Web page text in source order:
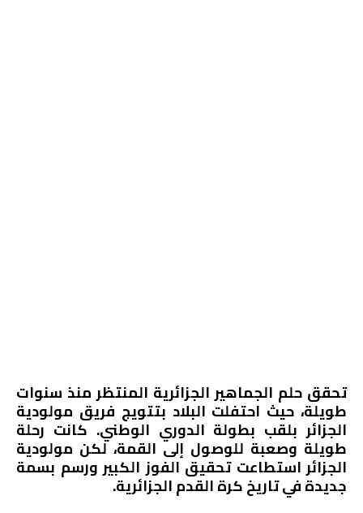
تحقق حلم الجماهير الجزائرية المنتظر منذ سنوات
طويلة، حيث احتفلت البلاد بتتويج فريق مولودية
الجزائر بلقب بطولة الدوري الوطني. كانت رحلة
طويلة وصعبة للوصول إلى القمة، لكن مولودية
الجزائر استطاعت تحقيق الفوز الكبير ورسم بسمة
جديدة في تاريخ كرة القدم الجزائرية.